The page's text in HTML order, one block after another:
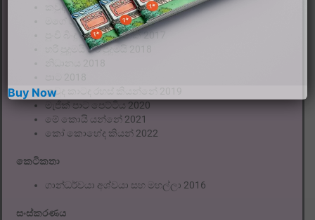
කවුද හැඩ 2016
මගේ ගුරුතුමා 2016
පුංචි බිංදු ලොකු ගමනක් 2017
හරි පුදුමයි හරි පුදුමයි 2018
කවුද කාටද රහස් කියන්නේ 2019
මැජික් පාට පෙට්ටිය 2020
මේ කොයි යන්නේ 2021
කෝ කොහේද කියන් 2022
කෙටිකතා
ගාන්ධර්වයා අශ්වයා සහ මහල්ලා 2016
සංස්කරණය
Buy Now